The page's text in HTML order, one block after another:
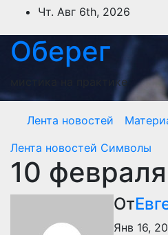
Перейти
содержимому
Чт. Авг 6th, 2026
Оберег
мистика на практике
Лента новостей
Лента новостей Символы
10
От
Янв 16,